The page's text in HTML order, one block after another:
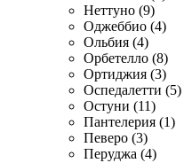
Неттуно (9)
Оджеббио (4)
Ольбия (4)
Орбетелло (8)
Ортиджия (3)
Оспедалетти (5)
Остуни (11)
Пантелерия (1)
Певеро (3)
Перуджа (4)